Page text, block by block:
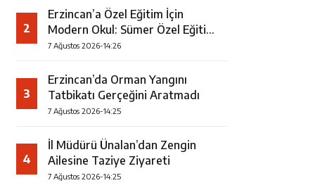
2
Erzincan’a Özel Eğitim İçin
Modern Okul: Sümer Özel Eğitim
Meslek Okulu Protokolü
7 Ağustos 2026-14:26
3
Erzincan’da Orman Yangını
Tatbikatı Gerçeğini Aratmadı
7 Ağustos 2026-14:25
4
İl Müdürü Ünalan’dan Zengin
Ailesine Taziye Ziyareti
7 Ağustos 2026-14:25